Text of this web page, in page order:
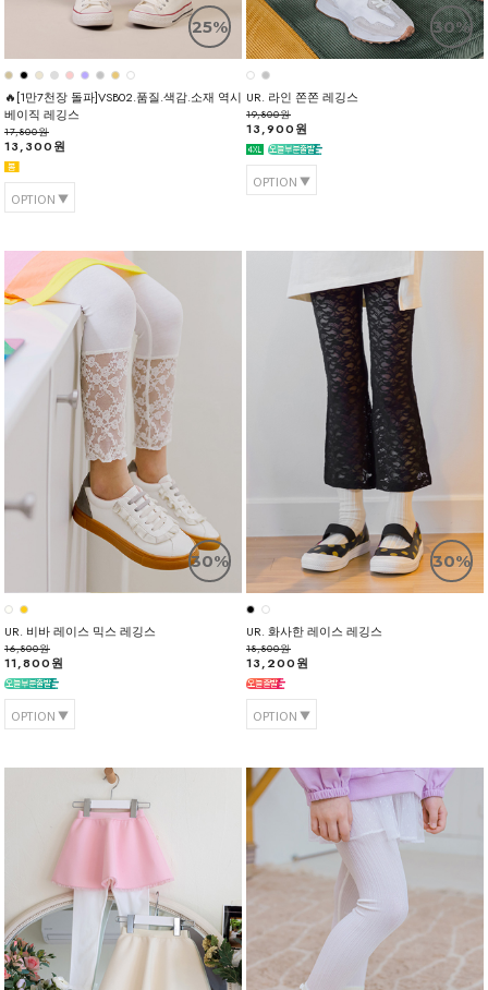
25%
🔥[1만7천장 돌파]VSB02.품질.색감.소재 역시
베이직 레깅스
17,800원
13,300원
OPTION
30%
UR. 라인 쫀쫀 레깅스
19,800원
13,900원
OPTION
30%
UR. 비바 레이스 믹스 레깅스
16,800원
11,800원
OPTION
30%
UR. 화사한 레이스 레깅스
18,800원
13,200원
OPTION